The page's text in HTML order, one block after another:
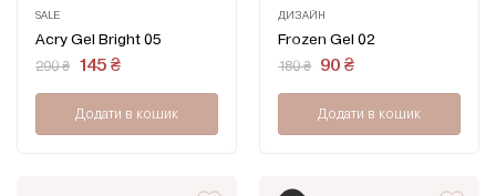
SALE
в
Acry Gel Bright 05
290₴ Оригінальна
290 ₴.
145 ₴Поточна
145 ₴.
Додати в кошик
ДИЗАЙН
Frozen Gel 02
180₴ Оригінальна
180 ₴.
90 ₴Поточна
90 ₴.
Додати в кошик